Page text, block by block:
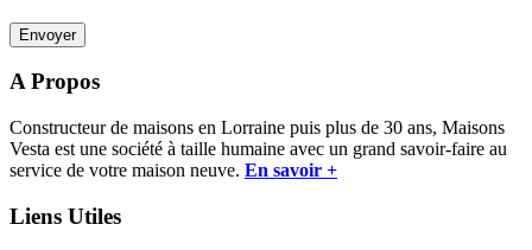
A Propos
Constructeur de maisons en Lorraine puis plus de 30 ans, Maisons
Vesta est une société à taille humaine avec un grand savoir-faire au
service de votre maison neuve. En savoir +
Liens Utiles